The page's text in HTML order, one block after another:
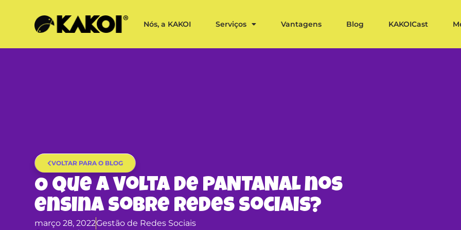
Nós, a KAKOI Serviços Vantagens Blog KAKOICast
VOLTAR PARA O BLOG
O que a volta de PANTANAL nos
ensina sobre Redes Sociais?
março 28, 2022Gestão de Redes Sociais